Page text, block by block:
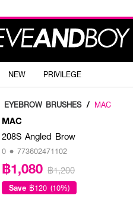
NEW PRIVILEGE
EYEBROW BRUSHES / MAC
MAC
208S Angled Brow
0 • 773602471102
฿1,080 ฿1,200
Save ฿120 (10%)